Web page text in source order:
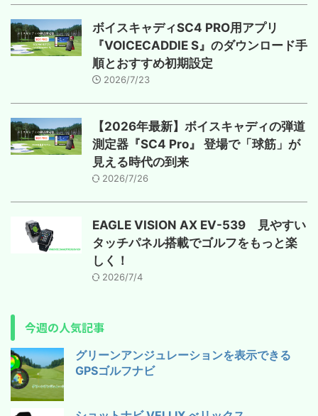
ボイスキャディSC4 PRO用アプリ
『VOICECADDIE S』のダウンロード手
順とおすすめ初期設定
2026/7/23
【2026年最新】ボイスキャディの弾道
測定器『SC4 Pro』 登場で「球筋」が
見える時代の到来
2026/7/26
EAGLE VISION AX EV-539 見やすい
タッチパネル搭載でゴルフをもっと楽
しく！
2026/7/4
今週の人気記事
グリーンアンジュレーションを表示できる
GPSゴルフナビ